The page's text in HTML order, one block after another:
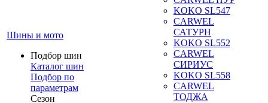
Шины и мото
Подбор шин
Каталог шин
Подбор по
параметрам
Сезон
KOKO SL547
CARWEL
САТУРН
KOKO SL552
CARWEL
СИРИУС
KOKO SL558
CARWEL
ТОДЖА